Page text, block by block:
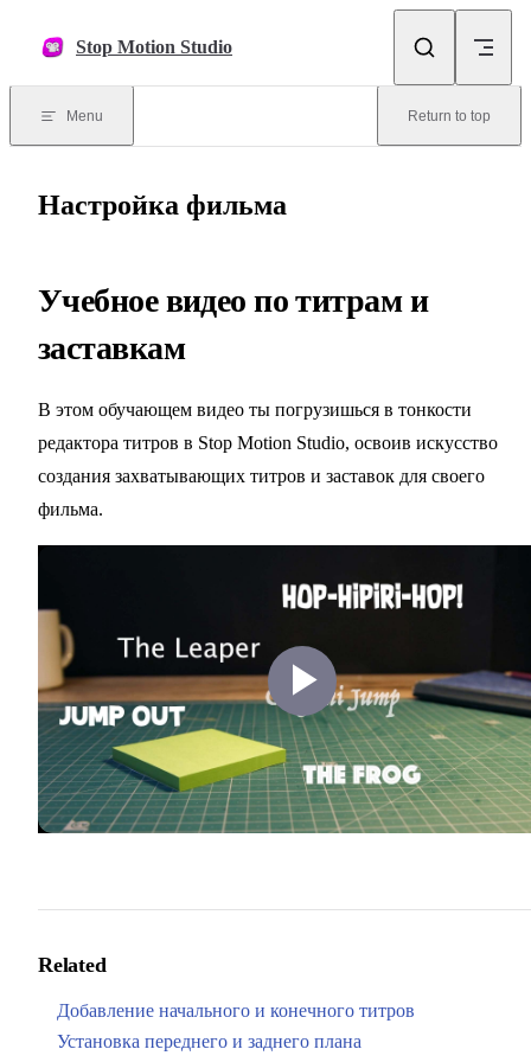
Stop Motion Studio
Menu Return to top
Настройка фильма
Учебное видео по титрам и
заставкам
В этом обучающем видео ты погрузишься в тонкости
редактора титров в Stop Motion Studio, освоив искусство
создания захватывающих титров и заставок для своего
фильма.
Play
Video
Related
Добавление начального и конечного титров
Установка переднего и заднего плана